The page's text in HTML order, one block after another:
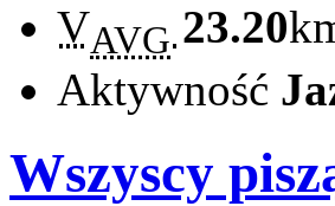
VAVG 23.20
Aktywność
Wszyscy